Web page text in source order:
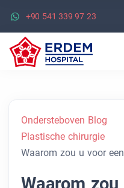
+90 541 339 97 23
Ondersteboven Blog
Plastische chirurgie
Waarom zou u voor